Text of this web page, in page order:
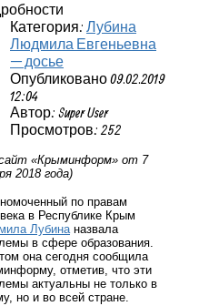
Категория: Лубина
Людмила Евгеньевна
— досье
Опубликовано 09.02.2019
12:04
Автор: Super User
Просмотров: 252
«Крыминформ» от 7
2018 года)
по правам
в Республике Крым
Лубинаназвала
в сфере образования.
она сегодня сообщила
отметив, что эти
актуальны не только в
но и во всей стране.